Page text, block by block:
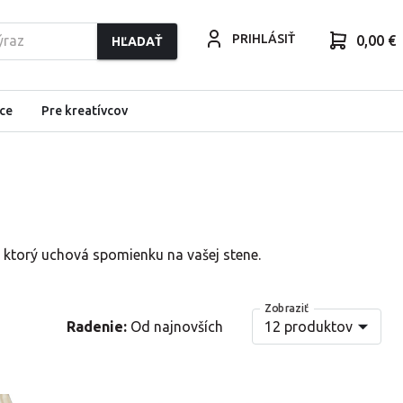
HĽADAŤ PRIHLÁSIŤ 0,00 €
Pre kreatívcov
uchová spomienku na vašej stene.
Radenie: Od najnovších
Zobraziť
12 produktov